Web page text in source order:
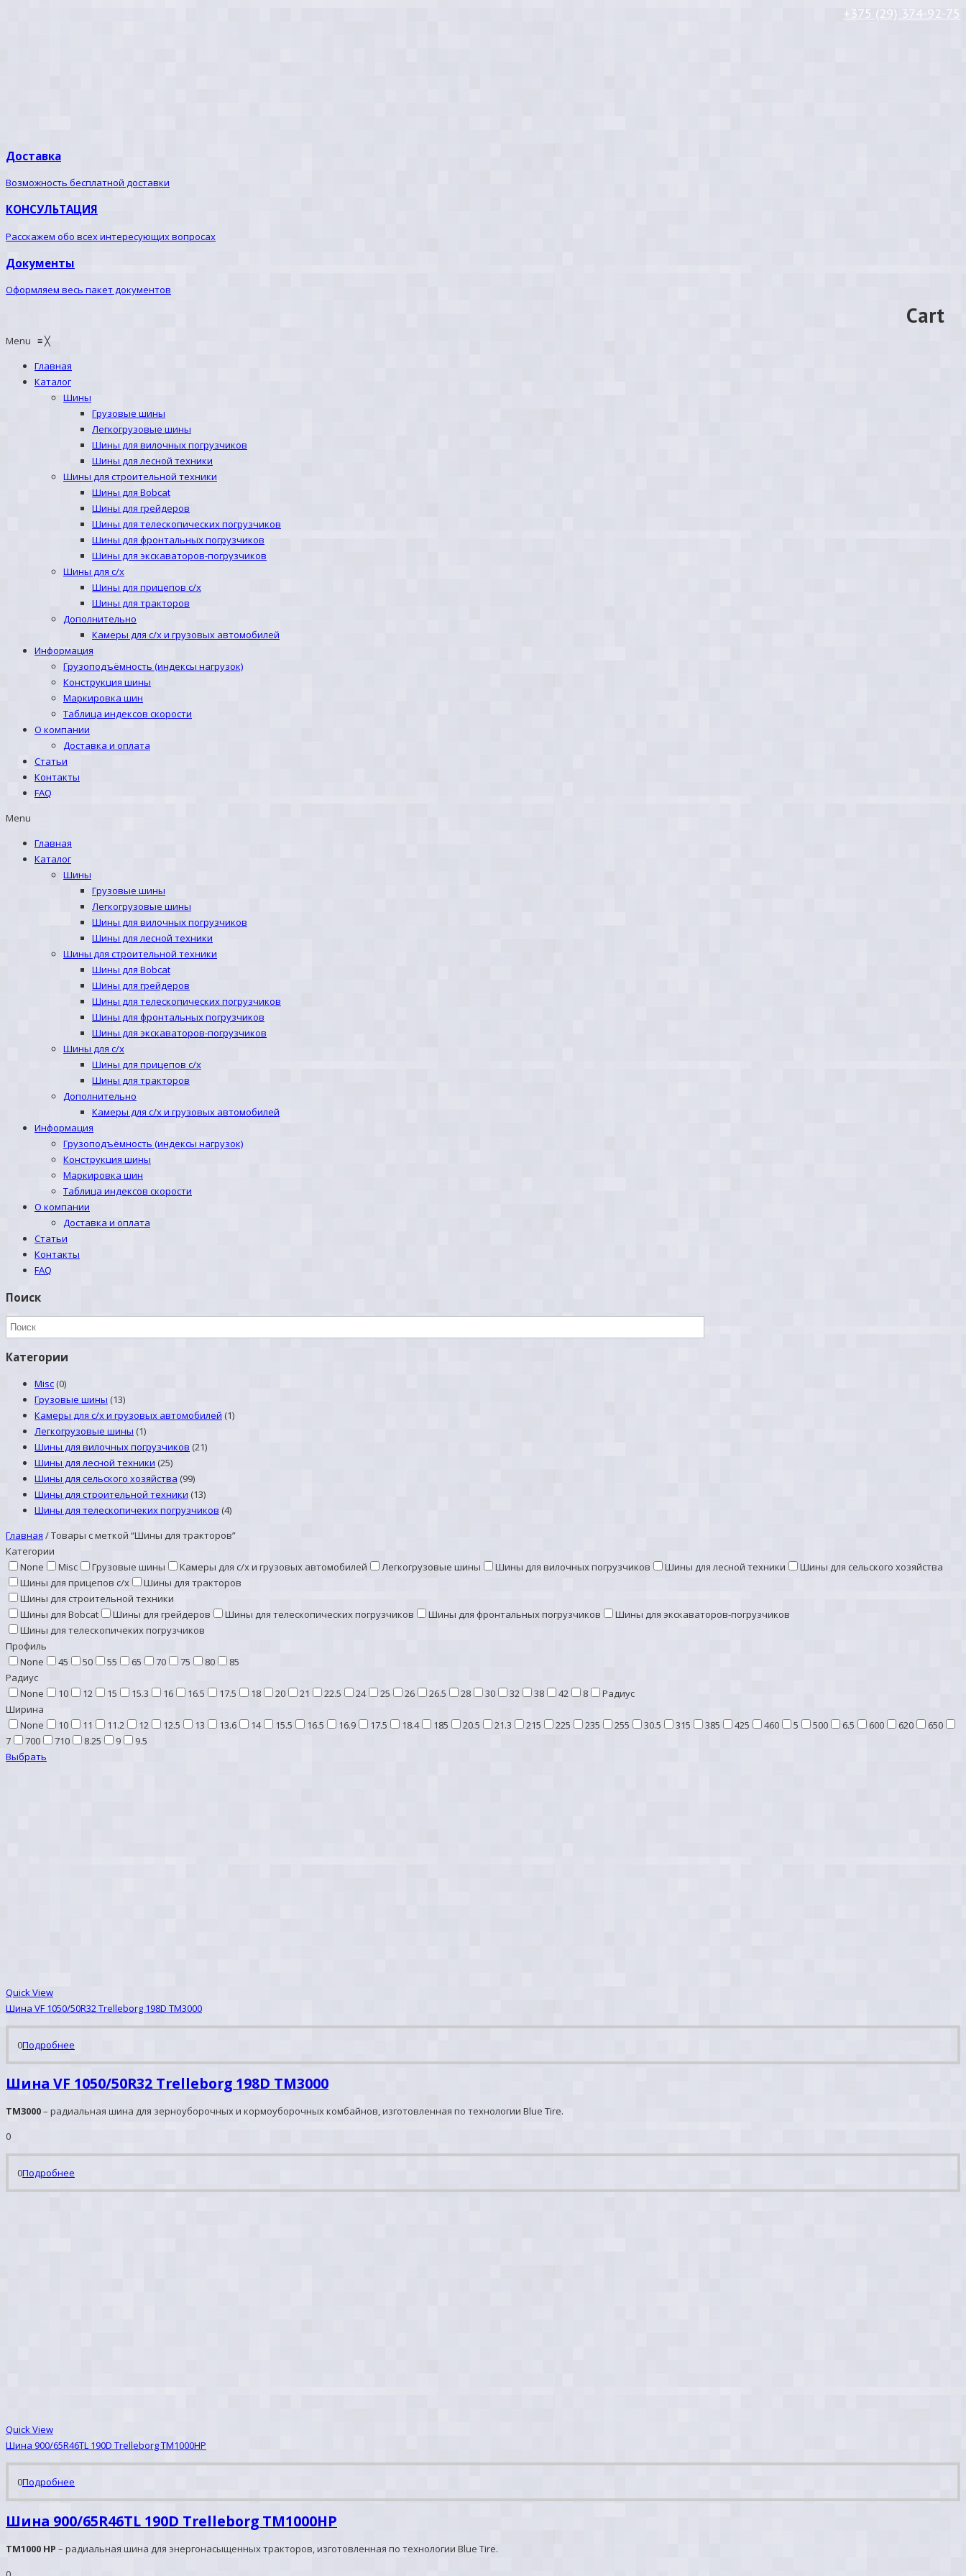
+375 (29) 374-92-75
Доставка
Возможность бесплатной доставки
КОНСУЛЬТАЦИЯ
Расскажем обо всех интересующих вопросах
Документы
Оформляем весь пакет документов
Cart
Menu ≡╳
Главная
Каталог
Шины
Грузовые шины
Легкогрузовые шины
Шины для вилочных погрузчиков
Шины для лесной техники
Шины для строительной техники
Шины для Bobcat
Шины для грейдеров
Шины для телескопических погрузчиков
Шины для фронтальных погрузчиков
Шины для экскаваторов-погрузчиков
Шины для с/х
Шины для прицепов с/х
Шины для тракторов
Дополнительно
Камеры для с/х и грузовых автомобилей
Информация
Грузоподъёмность (индексы нагрузок)
Конструкция шины
Маркировка шин
Таблица индексов скорости
О компании
Доставка и оплата
Статьи
Контакты
FAQ
Menu
Главная
Каталог
Шины
Грузовые шины
Легкогрузовые шины
Шины для вилочных погрузчиков
Шины для лесной техники
Шины для строительной техники
Шины для Bobcat
Шины для грейдеров
Шины для телескопических погрузчиков
Шины для фронтальных погрузчиков
Шины для экскаваторов-погрузчиков
Шины для с/х
Шины для прицепов с/х
Шины для тракторов
Дополнительно
Камеры для с/х и грузовых автомобилей
Информация
Грузоподъёмность (индексы нагрузок)
Конструкция шины
Маркировка шин
Таблица индексов скорости
О компании
Доставка и оплата
Статьи
Контакты
FAQ
Поиск
Категории
Misc (0)
Грузовые шины (13)
Камеры для с/х и грузовых автомобилей (1)
Легкогрузовые шины (1)
Шины для вилочных погрузчиков (21)
Шины для лесной техники (25)
Шины для сельского хозяйства (99)
Шины для строительной техники (13)
Шины для телескопичеких погрузчиков (4)
Главная /Товары с меткой “Шины для тракторов”
Категории
None
Misc Грузовые шины Камеры для с/х и грузовых автомобилей Легкогрузовые шины Шины для вилочных погрузчиков Шины для лесной техники
Шины для сельского хозяйства
Шины для прицепов с/х
Шины для тракторов
Шины для строительной техники
Шины для Bobcat
Шины для грейдеров Шины для телескопических погрузчиков Шины для фронтальных погрузчиков
Шины для экскаваторов-погрузчиков
Шины для телескопичеких погрузчиков
Профиль
None
45 50 55 65 70 75 80
85
Радиус
None
10 12 15 15.3 16 16.5 17.5 18 20 21 22.5 24 25 26 26.5 28 30 32 38 42 8
Радиус
Ширина
None
10 11 11.2 12 12.5 13 13.6 14 15.5 16.5 16.9 17.5 18.4 185 20.5 21.3 215 225 235 255 30.5 315 385 425 460 5 500 6.5 600 620
650
7
700 710 8.25 9
9.5
Выбрать
Quick View
Шина VF 1050/50R32 Trelleborg 198D TM3000
0Подробнее
Шина VF 1050/50R32 Trelleborg 198D TM3000
TM3000– радиальная шина для зерноуборочных и кормоуборочных комбайнов, изготовленная по технологии Blue Tire.
0
0Подробнее
Quick View
Шина 900/65R46TL 190D Trelleborg TM1000HP
0Подробнее
Шина 900/65R46TL 190D Trelleborg TM1000HP
TM1000 HP – радиальная шина для энергонасыщенных тракторов, изготовленная по технологии Blue Tire.